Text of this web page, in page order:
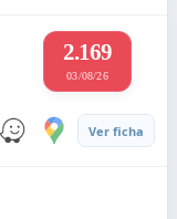
2.169
03/08/26
Ver ficha